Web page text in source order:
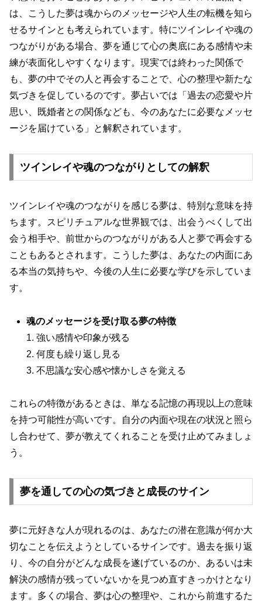
は、こうした夢は魂からのメッセージや人生の転機を知ら
せるサインとも考えられています。特にツインレイや魂の
つながりがある場合、夢を通じて心の奥底にある感情や未
練が表面化しやすくなります。現実では終わった関係で
も、夢の中でその人と再会することで、心の整理や新たな
気づきを促しているのです。夢占いでは「過去の恋愛や片
思い、既婚者との関係なども、今のあなたに必要なメッセ
ージを届けている」と解釈されています。
ツインレイや魂のつながりとしての解釈
ツインレイや魂のつながりを感じる夢は、特別な意味を持
ちます。スピリチュアルな世界観では、出会うべくして出
会う相手や、前世からのつながりがある人と夢で再会する
こともあるとされます。こうした夢は、あなたの内面にあ
る本当の気持ちや、今後の人生に必要な学びを示していま
す。
魂のメッセージを受け取る夢の特徴
1. 強い感情や印象が残る
2. 何度も繰り返し見る
3. 不思議な安心感や懐かしさを覚える
これらの特徴があるときは、単なる記憶の再現以上の意味
を持つ可能性が高いです。自分の内面や現在の状況と照ら
し合わせて、夢が教えてくれることを受け止めてみましょ
う。
夢を通しての心の気づきと成長のサイン
夢に元好きな人が現れるのは、あなたの潜在意識が何か大
切なことを伝えようとしているサインです。過去を振り返
り、今の自分がどんな成長を遂げているのか、あるいは未
解決の感情が残っていないかを見つめ直すきっかけとなり
ます。多くの場合、夢は心の整理や、これから前進するた